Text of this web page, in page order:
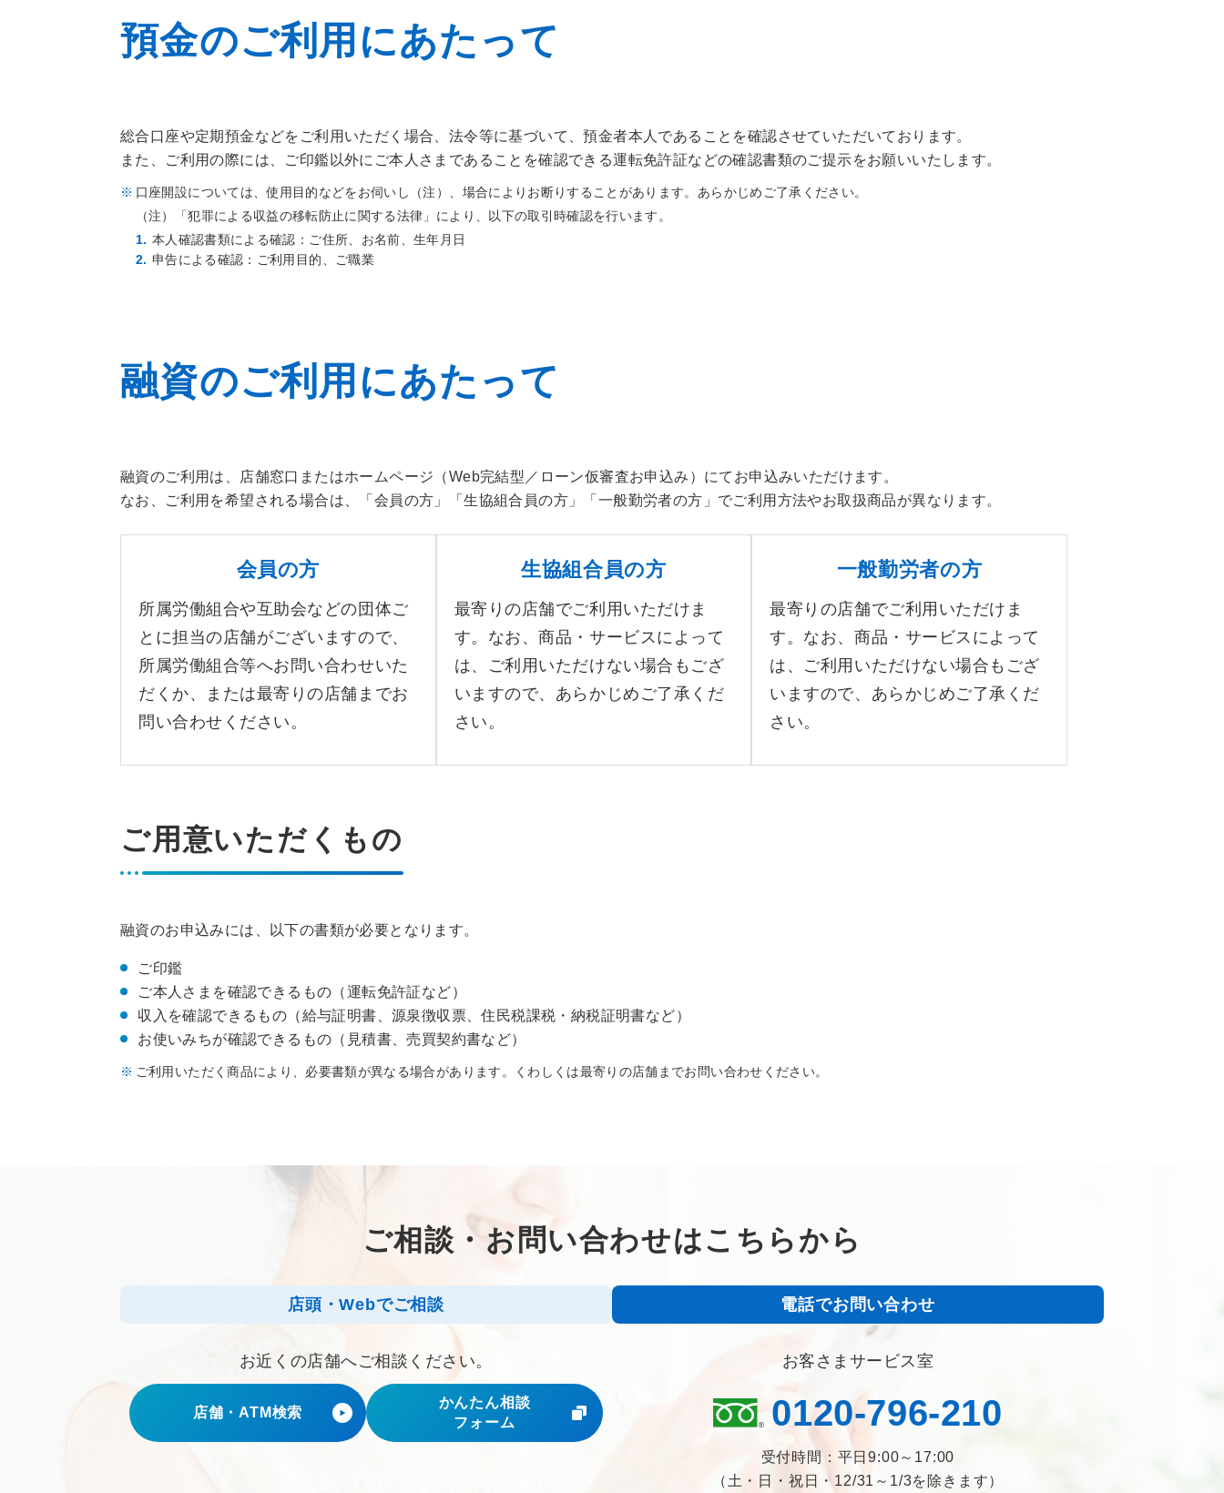
預金のご利用にあたって
総合口座や定期預金などをご利用いただく場合、法令等に基づいて、預金者本人であることを確認させていただいております。
また、ご利用の際には、ご印鑑以外にご本人さまであることを確認できる運転免許証などの確認書類のご提示をお願いいたします。
口座開設については、使用目的などをお伺いし（注）、場合によりお断りすることがあります。あらかじめご了承ください。
（注）「犯罪による収益の移転防止に関する法律」により、以下の取引時確認を行います。
本人確認書類による確認：ご住所、お名前、生年月日
申告による確認：ご利用目的、ご職業
融資のご利用にあたって
融資のご利用は、店舗窓口またはホームページ（Web完結型／ローン仮審査お申込み）にてお申込みいただけます。
なお、ご利用を希望される場合は、「会員の方」「生協組合員の方」「一般勤労者の方」でご利用方法やお取扱商品が異なります。
会員の方
所属労働組合や互助会などの団体ご
とに担当の店舗がございますので、
所属労働組合等へお問い合わせいた
だくか、または最寄りの店舗までお
問い合わせください。
生協組合員の方
最寄りの店舗でご利用いただけま
す。なお、商品・サービスによって
は、ご利用いただけない場合もござ
いますので、あらかじめご了承くだ
さい。
一般勤労者の方
最寄りの店舗でご利用いただけま
す。なお、商品・サービスによって
は、ご利用いただけない場合もござ
いますので、あらかじめご了承くだ
さい。
ご用意いただくもの
融資のお申込みには、以下の書類が必要となります。
ご印鑑
ご本人さまを確認できるもの（運転免許証など）
収入を確認できるもの（給与証明書、源泉徴収票、住民税課税・納税証明書など）
お使いみちが確認できるもの（見積書、売買契約書など）
ご利用いただく商品により、必要書類が異なる場合があります。くわしくは最寄りの店舗までお問い合わせください。
ご相談・お問い合わせはこちらから
店頭・Webでご相談
お近くの店舗へご相談ください。
店舗・ATM検索
かんたん相談
フォーム
電話でお問い合わせ
お客さまサービス室
0120-796-210
受付時間：平日9:00～17:00
（土・日・祝日・12/31～1/3を除きます）